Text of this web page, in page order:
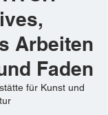
Arbeiten
Faden
für Kunst und